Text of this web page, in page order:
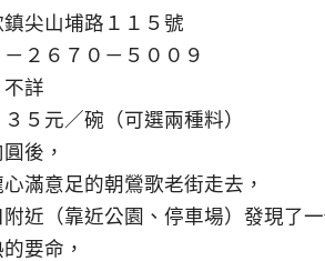
尖山埔路１１５號
２６７０－５００９
詳
５元／碗（可選兩種料）
後，
滿意足的朝鶯歌老街走去，
近（靠近公園、停車場）發現了
要命，